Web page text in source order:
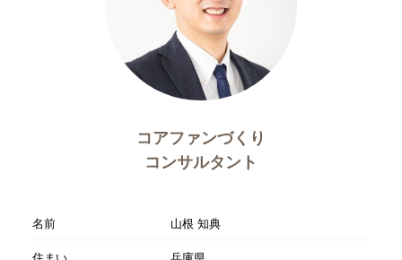
コアファンづくり
コンサルタント
名前
山根 知典